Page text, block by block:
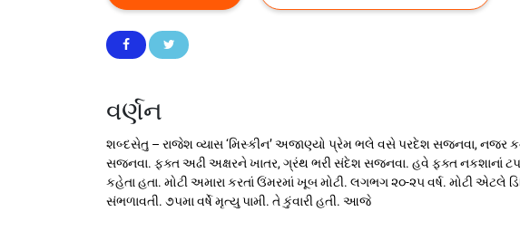
વર્ણન
શબ્દસેતુ – રાજેશ વ્યાસ ‘મિસ્કીન’ અજાણ્યો પ્રેમ ભલે વસે પરદેશ સજનવા,
સજનવા. ફક્ત અઢી અક્ષરને ખાતર, ગ્રંથ ભરી સંદેશ સજનવા. હવે ફક્ત નકશાનાં
કહેતા હતા. મોટી અમારા કરતાં ઉંમરમાં ખૂબ મોટી. લગભગ ૨૦-૨૫ વર્ષ. મોટી એટલે
સંભળાવતી. ૭૫મા વર્ષે મૃત્યુ પામી. તે કુંવારી હતી. આજે